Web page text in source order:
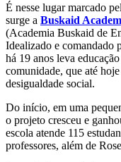
É nesse lugar marcado
surge a Buskaid
(Academia Buskaid de
Idealizado e comandado
há 19 anos leva
comunidade, que até
desigualdade social.
Do início, em uma
o projeto cresceu e
escola atende 115
professores, além de